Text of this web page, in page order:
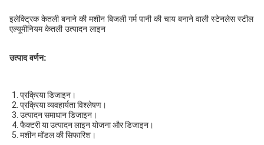
इलेक्ट्रिक केतली बनाने की मशीन बिजली गर्म पानी की चाय बनाने वाली स्टेनलेस स्टील
एल्यूमीनियम केतली उत्पादन लाइन
उत्पाद वर्णन:
1. प्रक्रिया डिजाइन।
2. प्रक्रिया व्यवहार्यता विश्लेषण।
3. उत्पादन समाधान डिजाइन।
4. फैक्टरी या उत्पादन लाइन योजना और डिजाइन।
5. मशीन मॉडल की सिफारिश।